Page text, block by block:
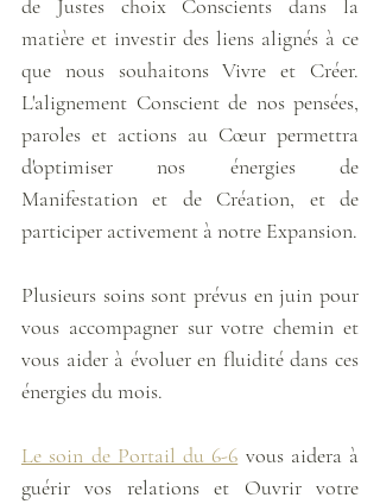
de Justes choix Conscients dans la
matière et investir des liens alignés à ce
que nous souhaitons Vivre et Créer.
L'alignement Conscient de nos pensées,
paroles et actions au Cœur permettra
d'optimiser nos énergies de
Manifestation et de Création, et de
Plusieurs soins sont prévus en juin pour
vous accompagner sur votre chemin et
vous aider à évoluer en fluidité dans ces
énergies du mois.
Le soin de Portail du 6-6 vous aidera à
guérir vos relations et Ouvrir votre